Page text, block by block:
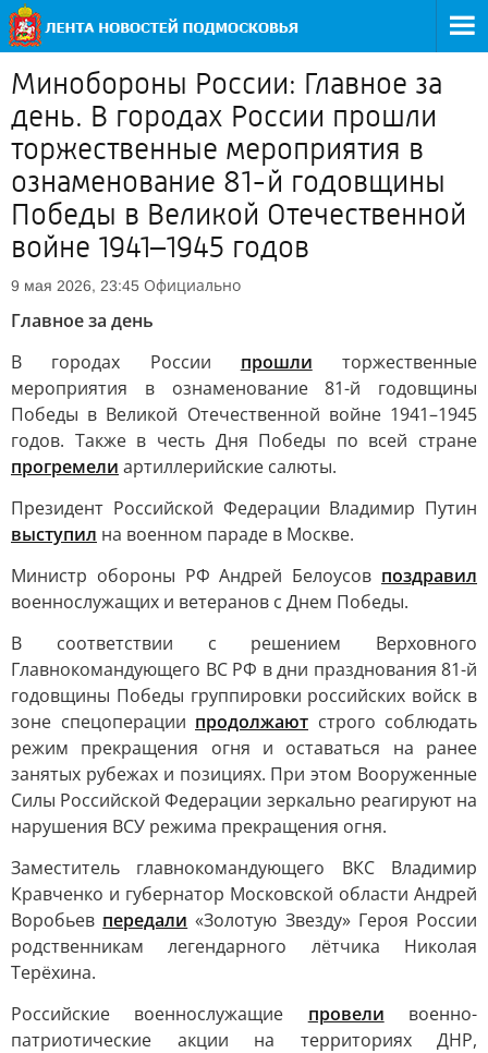
Минобороны России: Главное за
день. В городах России прошли
торжественные мероприятия в
ознаменование 81-й годовщины
Победы в Великой Отечественной
войне 1941–1945 годов
9 мая 2026, 23:45 Официально
Главное за день
В городах России прошли торжественные
мероприятия в ознаменование 81-й годовщины
Победы в Великой Отечественной войне 1941–1945
годов. Также в честь Дня Победы по всей стране
прогремели артиллерийские салюты.
Президент Российской Федерации Владимир Путин
выступил на военном параде в Москве.
Министр обороны РФ Андрей Белоусов поздравил
военнослужащих и ветеранов с Днем Победы.
В соответствии с решением Верховного
Главнокомандующего ВС РФ в дни празднования 81-й
годовщины Победы группировки российских войск в
зоне спецоперации продолжают строго соблюдать
режим прекращения огня и оставаться на ранее
занятых рубежах и позициях. При этом Вооруженные
Силы Российской Федерации зеркально реагируют на
нарушения ВСУ режима прекращения огня.
Заместитель главнокомандующего ВКС Владимир
Кравченко и губернатор Московской области Андрей
Воробьев передали «Золотую Звезду» Героя России
родственникам легендарного лётчика Николая
Терёхина.
Российские военнослужащие провели военно-
патриотические акции на территориях ДНР,